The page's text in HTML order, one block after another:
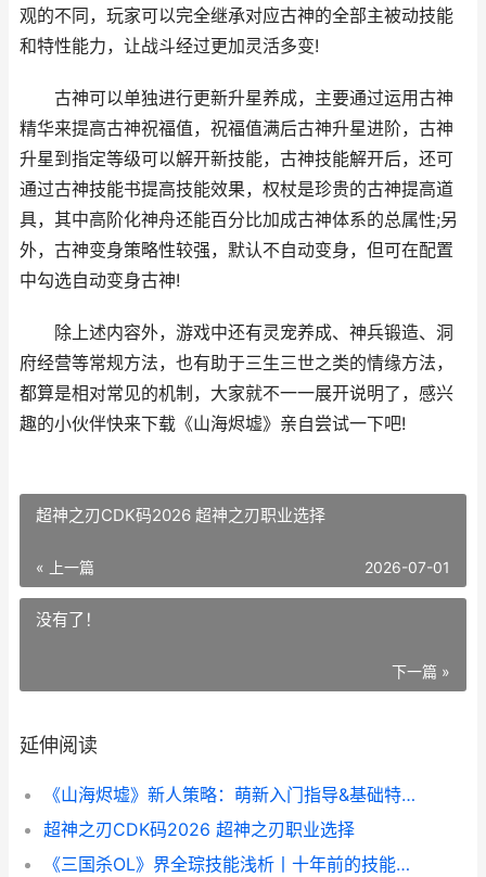
观的不同，玩家可以完全继承对应古神的全部主被动技能
和特性能力，让战斗经过更加灵活多变!
古神可以单独进行更新升星养成，主要通过运用古神
精华来提高古神祝福值，祝福值满后古神升星进阶，古神
升星到指定等级可以解开新技能，古神技能解开后，还可
通过古神技能书提高技能效果，权杖是珍贵的古神提高道
具，其中高阶化神舟还能百分比加成古神体系的总属性;另
外，古神变身策略性较强，默认不自动变身，但可在配置
中勾选自动变身古神!
除上述内容外，游戏中还有灵宠养成、神兵锻造、洞
府经营等常规方法，也有助于三生三世之类的情缘方法，
都算是相对常见的机制，大家就不一一展开说明了，感兴
趣的小伙伴快来下载《山海烬墟》亲自尝试一下吧!
超神之刃CDK码2026 超神之刃职业选择
« 上一篇 2026-07-01
没有了！
下一篇 »
延伸阅读
《山海烬墟》新人策略：萌新入门指导&基础特色方法说明 山海烬和暗星烬
超神之刃CDK码2026 超神之刃职业选择
《三国杀OL》界全琮技能浅析丨十年前的技能成功转生 三国杀ol界关羽突破攻略